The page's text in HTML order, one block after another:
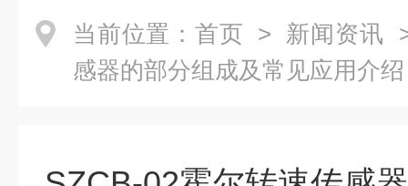
当前位置： 首页 > 新闻资讯
感器的部分组成及常见应用介绍